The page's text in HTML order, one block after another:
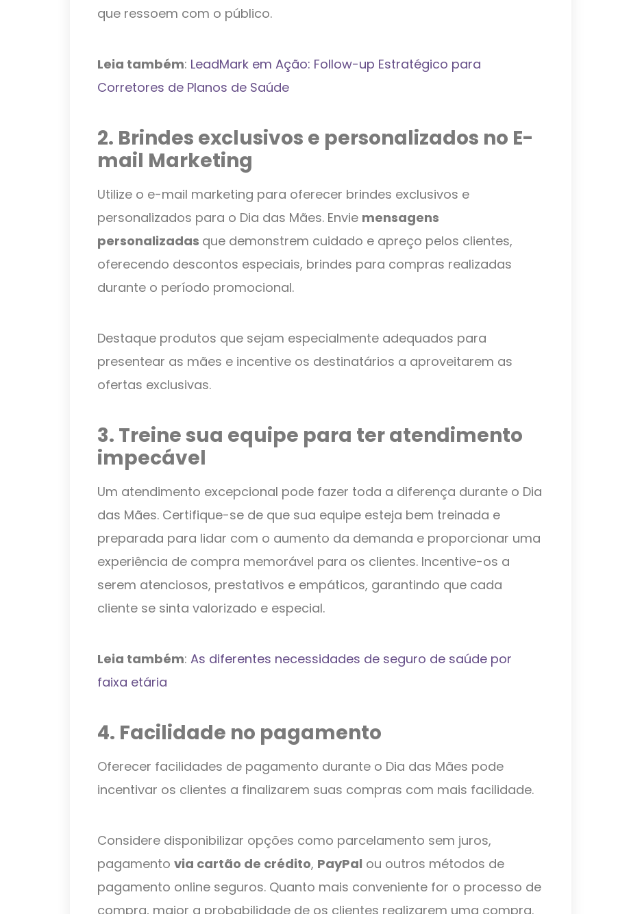
que ressoem com o público.
Leia também: LeadMark em Ação: Follow-up Estratégico para
Corretores de Planos de Saúde
2. Brindes exclusivos e personalizados no E-
mail Marketing
Utilize o e-mail marketing para oferecer brindes exclusivos e
personalizados para o Dia das Mães. Envie mensagens
personalizadas que demonstrem cuidado e apreço pelos clientes,
oferecendo descontos especiais, brindes para compras realizadas
durante o período promocional.
Destaque produtos que sejam especialmente adequados para
presentear as mães e incentive os destinatários a aproveitarem as
ofertas exclusivas.
3. Treine sua equipe para ter atendimento
impecável
Um atendimento excepcional pode fazer toda a diferença durante o Dia
das Mães. Certifique-se de que sua equipe esteja bem treinada e
preparada para lidar com o aumento da demanda e proporcionar uma
experiência de compra memorável para os clientes. Incentive-os a
serem atenciosos, prestativos e empáticos, garantindo que cada
cliente se sinta valorizado e especial.
Leia também: As diferentes necessidades de seguro de saúde por
faixa etária
4. Facilidade no pagamento
Oferecer facilidades de pagamento durante o Dia das Mães pode
incentivar os clientes a finalizarem suas compras com mais facilidade.
Considere disponibilizar opções como parcelamento sem juros,
pagamento via cartão de crédito, PayPal ou outros métodos de
pagamento online seguros. Quanto mais conveniente for o processo de
compra, maior a probabilidade de os clientes realizarem uma compra.